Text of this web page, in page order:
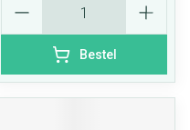
Bestel